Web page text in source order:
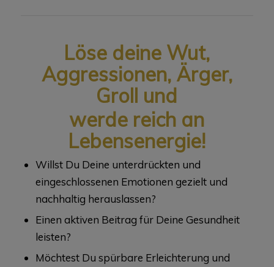
Löse deine Wut,
Aggressionen, Ärger,
Groll und
werde reich an
Lebensenergie!
Willst Du Deine unterdrückten und
eingeschlossenen Emotionen gezielt und
nachhaltig herauslassen?
Einen aktiven Beitrag für Deine Gesundheit
leisten?
Möchtest Du spürbare Erleichterung und